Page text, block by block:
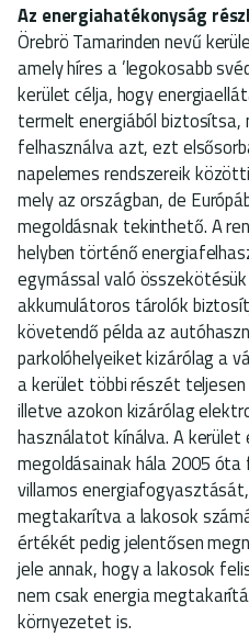
Az energiahatékonyság
Örebrö Tamarinden nevű
amely híres a ’legokosabb
kerület célja, hogy
termelt energiából biztosítsa,
felhasználva azt, ezt
napelemes rendszereik
mely az országban, de
megoldásnak tekinthető. A
helyben történő
egymással való
akkumulátoros tárolók
követendő példa az
parkolóhelyeiket kizárólag a
a kerület többi részét
illetve azokon kizárólag
használatot kínálva. A
megoldásainak hála 2005
villamos
megtakarítva a lakosok
értékét pedig jelentősen
jele annak, hogy a lakosok
nem csak energia
környezetet is.